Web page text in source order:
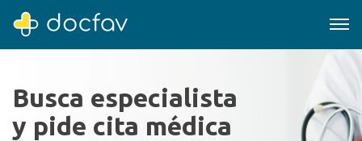
Busca especialista
y pide cita médica